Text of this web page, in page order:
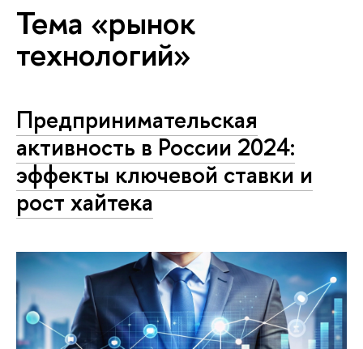
Тема «рынок
технологий»
Предпринимательская
активность в России 2024:
эффекты ключевой ставки и
рост хайтека